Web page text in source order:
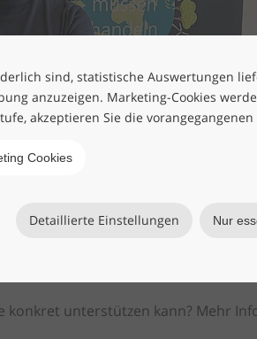
sind, statistische Auswertungen
anzuzeigen. Marketing-Cookies
akzeptieren Sie die
Cookies
Detaillierte Einstellungen Nur
konkret unterstützen kann? Mehr